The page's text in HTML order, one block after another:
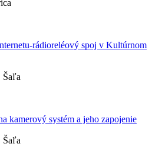
rádioreléový spoj v Kultúrnom
Šaľa
kamerový systém a jeho zapojenie
Šaľa